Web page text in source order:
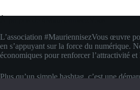
L’association #MauriennisezVous œuvre
en s’appuyant sur la force du numérique.
économiques pour renforcer l’attractivité
Plus qu’un simple hashtag, c’est une